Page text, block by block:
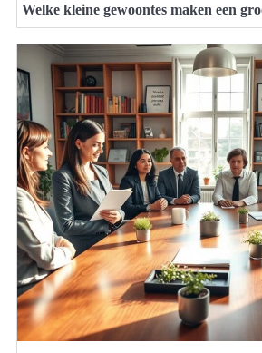
Welke kleine gewoontes maken een